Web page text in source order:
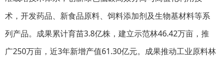
术，开发药品、新食品原料、饲料添加剂及生物基材料等系
列产品。成果累计育苗3.8亿株，建立示范林46.42万亩，推
广250万亩，近3年新增产值61.30亿元。成果推动工业原料林